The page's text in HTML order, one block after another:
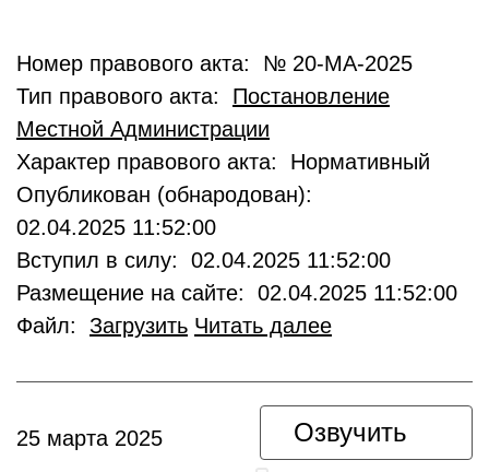
Номер правового акта: № 20-МА-2025
Тип правового акта: Постановление
Местной Администрации
Характер правового акта: Нормативный
Опубликован (обнародован):
02.04.2025 11:52:00
Вступил в силу: 02.04.2025 11:52:00
Размещение на сайте: 02.04.2025 11:52:00
Файл: Загрузить Читать далее
Озвучить
25 марта 2025